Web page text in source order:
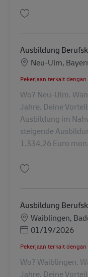
Ausbildung
LokasiNeu-Ulm,
Pekerjaan terkait
Wo? Neu-Ulm.
Jahre. Deine
Ausbildung im
steigende
1.334,26 Euro
Ausbildung
LokasiWaiblingen,
Posted Date
01/19/2026
Pekerjaan terkait
Wo? Waiblingen.
Jahre. Deine